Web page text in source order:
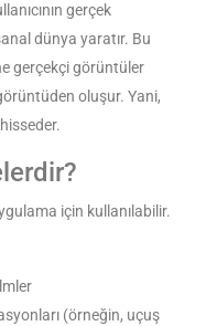
gerçek
dünya yaratır. Bu
gerçekçi görüntüler
oluşur. Yani,
için kullanılabilir.
(örneğin, uçuş